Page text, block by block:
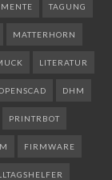
TAGUNG
MATTERHORN
LITERATUR
DHM
PRINTRBOT
FIRMWARE